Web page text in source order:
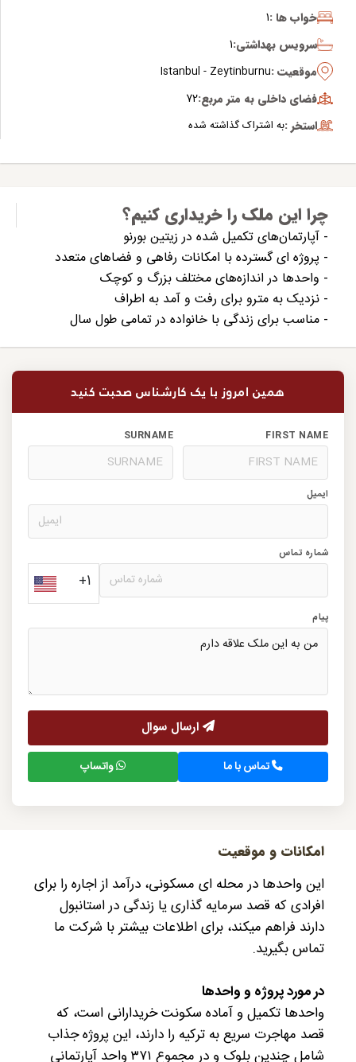
خواب ها :1
سرویس بهداشتی:1
موقعیت :Istanbul - Zeytinburnu
فضای داخلی به متر مربع:72
استخر :به اشتراک گذاشته شده
چرا این ملک را خریداری کنیم؟
- آپارتمان‌های تکمیل شده در زیتین بورنو
- پروژه ای گسترده با امکانات رفاهی و فضاهای متعدد
- واحدها در اندازه‌های مختلف بزرگ و کوچک
- نزدیک به مترو برای رفت و آمد به اطراف
- مناسب برای زندگی با خانواده در تمامی طول سال
همین امروز با یک کارشناس صحبت کنید
FIRST NAME
SURNAME
ایمیل
شماره تماس
+1
پیام
تماس با ما واتساپ
امکانات و موقعیت
این واحدها در محله ای مسکونی، درآمد از اجاره را برای
افرادی که قصد سرمایه گذاری یا زندگی در استانبول
دارند فراهم میکند، برای اطلاعات بیشتر با شرکت ما
تماس بگیرید.
در مورد پروژه و واحدها
واحدها تکمیل و آماده سکونت خریدارانی است، که
قصد مهاجرت سریع به ترکیه را دارند، این پروژه جذاب
شامل چندین بلوک و در مجموع ۳۷۱ واحد آپارتمانی